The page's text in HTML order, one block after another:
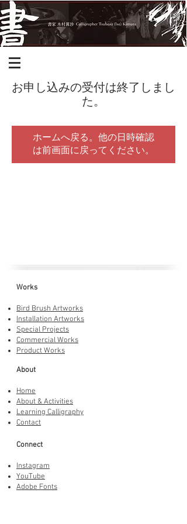
お申し込みの受付は終了しまし
た。
ホームへ戻る。他の日時確認
は前画面に戻ってください。
Works
Bird Brush Artworks
Installation Artworks
Special Projects
Commercial Works
Product Works
About
Home
About & Activities
Learning Calligraphy
Contact
Connect
Instagram
YouTube
Adobe Fonts